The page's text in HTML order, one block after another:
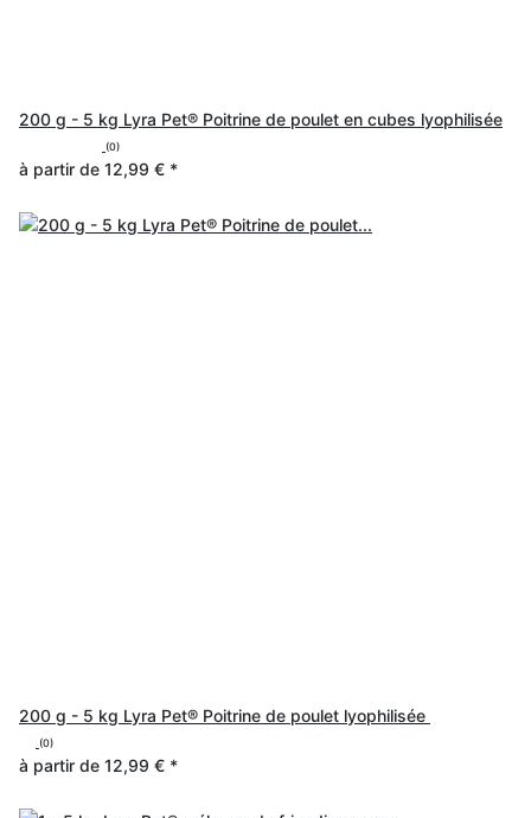
200 g - 5 kg Lyra Pet® Poitrine de poulet en cubes lyophilisée
(0)
à partir de 12,99 € *
200 g - 5 kg Lyra Pet® Poitrine de poulet lyophilisée
(0)
à partir de 12,99 € *